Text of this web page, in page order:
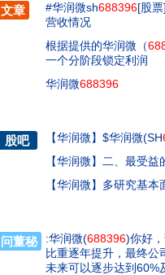
文章 #华润微sh688396[股
营收情况
根据提供的华润微（
一个分阶段锁定利润
华润微688396
股吧 【华润微】 $华润微(SH
【华润微】 二、最受益
【华润微】 多研究基本
问董秘 :华润微(688396)你好
比重逐年提升，最终公
未来可以逐步达到60%